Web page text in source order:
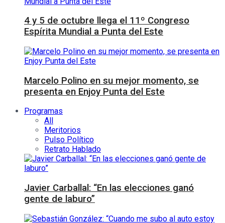
4 y 5 de octubre llega el 11º Congreso
Espírita Mundial a Punta del Este
Marcelo Polino en su mejor momento, se
presenta en Enjoy Punta del Este
Programas
All
Meritorios
Pulso Político
Retrato Hablado
Javier Carballal: “En las elecciones ganó
gente de laburo”